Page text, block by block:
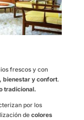
frescos y con
bienestar y confort.
tradicional.
por los
de colores